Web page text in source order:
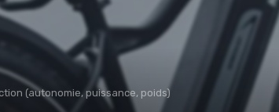
(autonomie, puissance, poids)